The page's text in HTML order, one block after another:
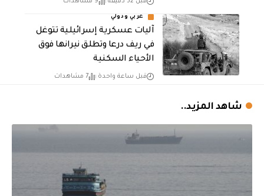
عربي ودولي
آليات عسكرية إسرائيلية تتوغل
في ريف درعا وتطلق نيرانها فوق
الأحياء السكنية
قبل ساعة واحدة 7 مشاهدات
شاهد المزيد..